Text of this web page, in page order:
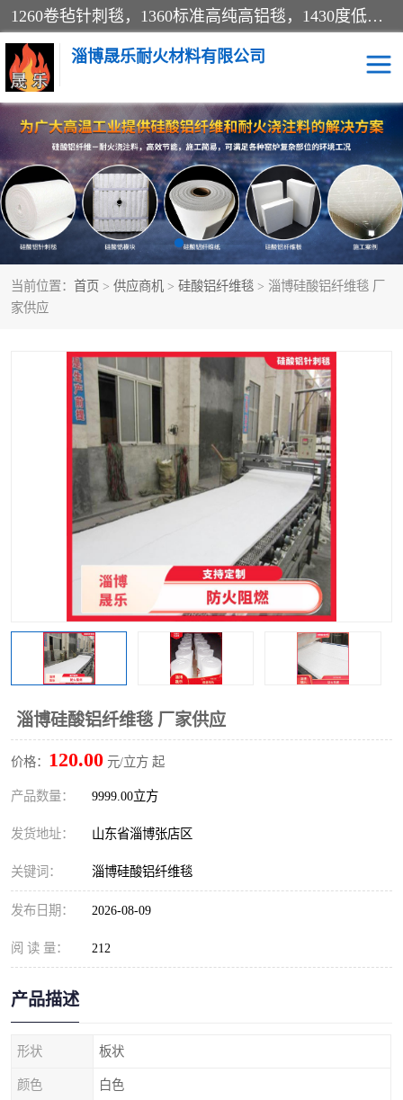
1260卷毡针刺毯，1360标准高纯高铝毯，1430度低锆锆铝含锆毯，普通挡渣棉卷毡，防火纸、挡火板、隔热垫片模块、棉块、折叠块、散棉高温固化剂价格规格密度多少钱图片视频立方平米参数指标
淄博晟乐耐火材料有限公司
当前位置： 首页 > 供应商机 > 硅酸铝纤维毯 > 淄博硅酸铝纤维毯 厂
家供应
淄博硅酸铝纤维毯 厂家供应
价格： 120.00 元/立方 起
产品数量： 9999.00立方
发货地址： 山东省淄博张店区
关键词： 淄博硅酸铝纤维毯
发布日期： 2026-08-09
阅 读 量： 212
产品描述
形状 板状
颜色 白色
硅酸铝挡渣棉 硅酸铝纤维纸
硅酸铝挡火板 高铝毯
含锆毯 硅酸铝折叠块
硅酸铝散棉 硅酸铝纤维毯
硅酸铝纤维毡 硅酸铝模块
硅酸铝保温棉 硅酸铝板